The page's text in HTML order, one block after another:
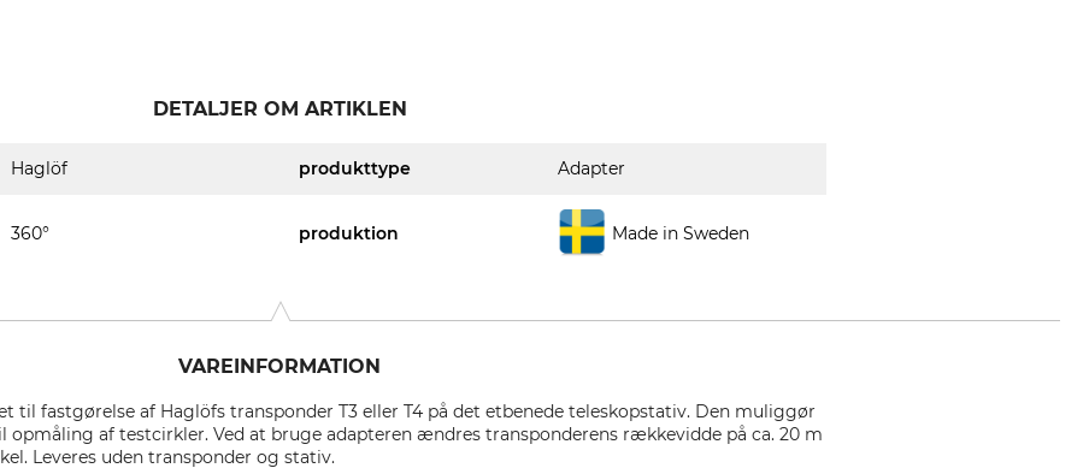
DETALJER OM ARTIKLEN
Haglöf produkttype Adapter
360° produktion Made in Sweden
VAREINFORMATION
til fastgørelse af Haglöfs transponder T3 eller T4 på det etbenede teleskopstativ. Den muliggør
opmåling af testcirkler. Ved at bruge adapteren ændres transponderens rækkevidde på ca. 20 m
Leveres uden transponder og stativ.